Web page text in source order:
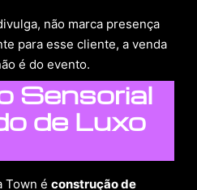
não marca presença
para esse cliente, a venda
é do evento.
Sensorial
de Luxo
Town é construção de